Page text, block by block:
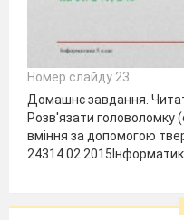
Номер слайду 23
Домашнє завдання.
Розв'язати головоломку
вміння за допомогою